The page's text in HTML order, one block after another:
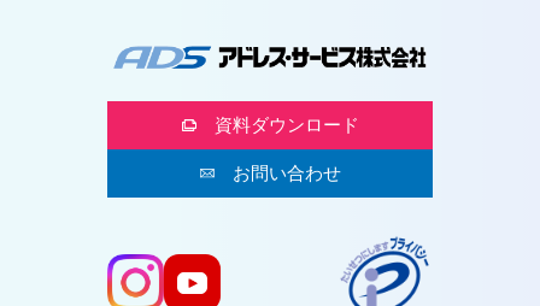
資料ダウンロード
お問い合わせ